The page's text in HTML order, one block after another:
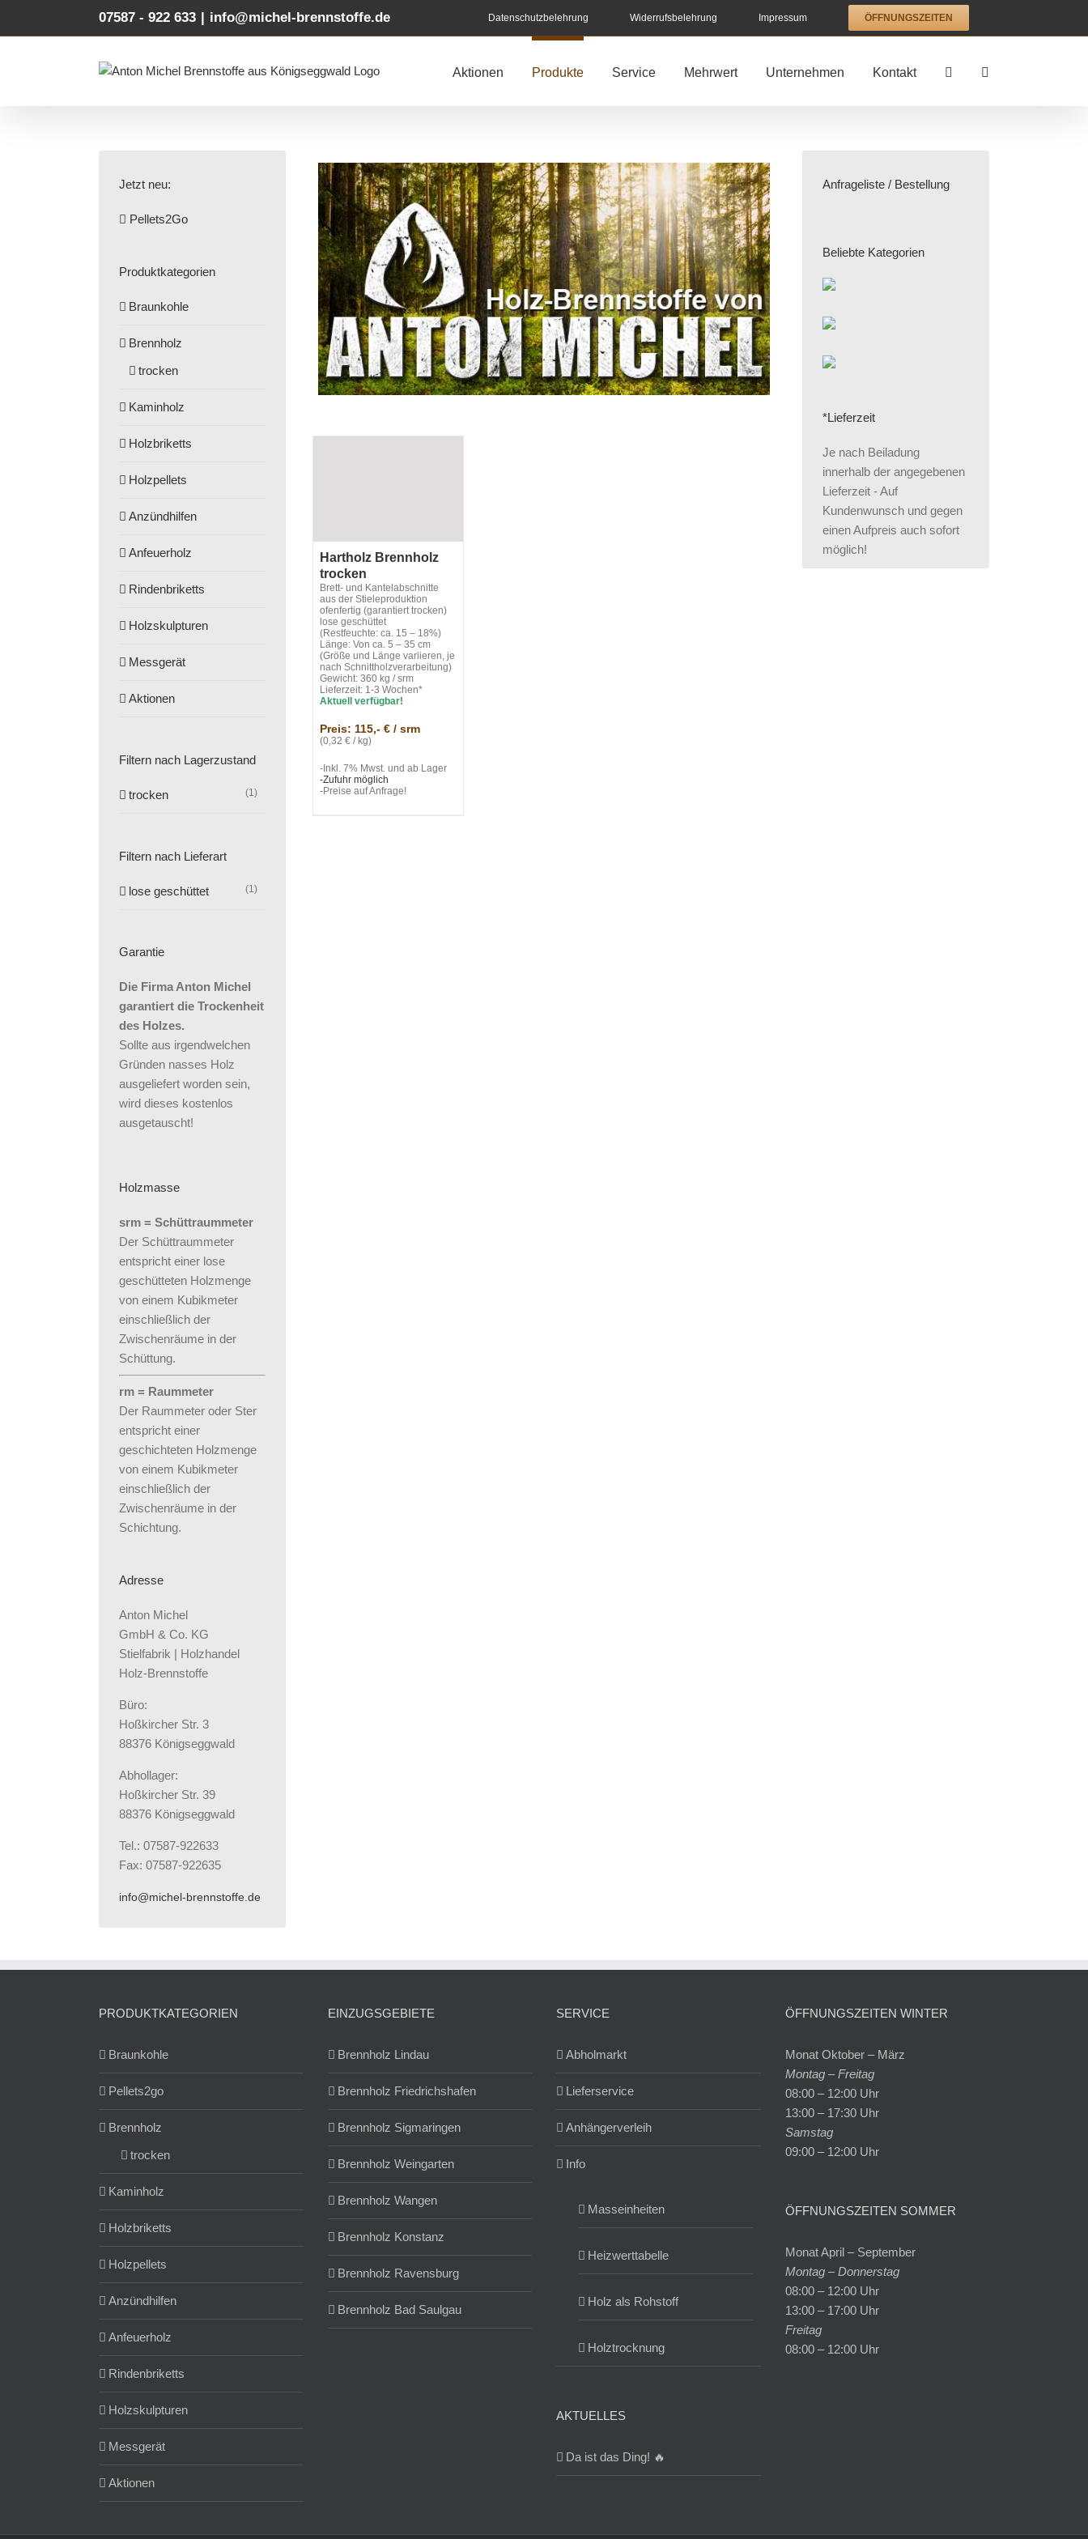
07587 - 922 633 | info@michel-brennstoffe.de Datenschutzbelehrung Widerrufsbelehrung Impressum ÖFFNUNGSZEITEN
Aktionen Produkte Service Mehrwert Unternehmen Kontakt
Hartholz Brennholz
trocken
Brett- und Kantelabschnitte
aus der Stieleproduktion
ofenfertig (garantiert trocken)
lose geschüttet
(Restfeuchte: ca. 15 – 18%)
Länge: Von ca. 5 – 35 cm
(Größe und Länge variieren, je
nach Schnittholzverarbeitung)
Gewicht: 360 kg / srm
Lieferzeit: 1-3 Wochen*
Aktuell verfügbar!
Preis: 115,- € / srm
(0,32 € / kg)
-Inkl. 7% Mwst. und ab Lager
-Zufuhr möglich
-Preise auf Anfrage!
Jetzt neu:
Pellets2Go
Produktkategorien
Braunkohle
Brennholz
trocken
Kaminholz
Holzbriketts
Holzpellets
Anzündhilfen
Anfeuerholz
Rindenbriketts
Holzskulpturen
Messgerät
Aktionen
Filtern nach Lagerzustand
trocken (1)
Filtern nach Lieferart
lose geschüttet (1)
Garantie
Die Firma Anton Michel
garantiert die Trockenheit
des Holzes.
Sollte aus irgendwelchen
Gründen nasses Holz
ausgeliefert worden sein,
wird dieses kostenlos
ausgetauscht!
Holzmasse
srm = Schüttraummeter
Der Schüttraummeter
entspricht einer lose
geschütteten Holzmenge
von einem Kubikmeter
einschließlich der
Zwischenräume in der
Schüttung.
rm = Raummeter
Der Raummeter oder Ster
entspricht einer
geschichteten Holzmenge
von einem Kubikmeter
einschließlich der
Zwischenräume in der
Schichtung.
Adresse
Anton Michel
GmbH & Co. KG
Stielfabrik | Holzhandel
Holz-Brennstoffe
Büro:
Hoßkircher Str. 3
88376 Königseggwald
Abhollager:
Hoßkircher Str. 39
88376 Königseggwald
Tel.: 07587-922633
Fax: 07587-922635
info@michel-brennstoffe.de
Anfrageliste / Bestellung
Beliebte Kategorien
*Lieferzeit
Je nach Beiladung
innerhalb der angegebenen
Lieferzeit - Auf
Kundenwunsch und gegen
einen Aufpreis auch sofort
möglich!
PRODUKTKATEGORIEN
Braunkohle
Pellets2go
Brennholz
trocken
Kaminholz
Holzbriketts
Holzpellets
Anzündhilfen
Anfeuerholz
Rindenbriketts
Holzskulpturen
Messgerät
Aktionen
EINZUGSGEBIETE
Brennholz Lindau
Brennholz Friedrichshafen
Brennholz Sigmaringen
Brennholz Weingarten
Brennholz Wangen
Brennholz Konstanz
Brennholz Ravensburg
Brennholz Bad Saulgau
SERVICE
Abholmarkt
Lieferservice
Anhängerverleih
Info
Masseinheiten
Heizwerttabelle
Holz als Rohstoff
Holztrocknung
AKTUELLES
Da ist das Ding! 🔥
ÖFFNUNGSZEITEN WINTER
Monat Oktober – März
Montag – Freitag
08:00 – 12:00 Uhr
13:00 – 17:30 Uhr
Samstag
09:00 – 12:00 Uhr
ÖFFNUNGSZEITEN SOMMER
Monat April – September
Montag – Donnerstag
08:00 – 12:00 Uhr
13:00 – 17:00 Uhr
Freitag
08:00 – 12:00 Uhr